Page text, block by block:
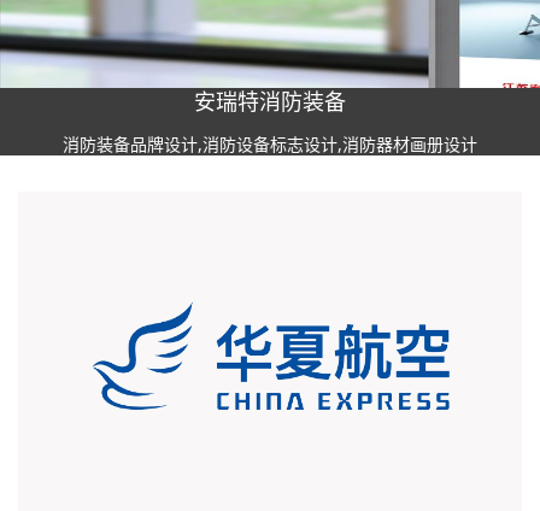
安瑞特消防装备
消防装备品牌设计,消防设备标志设计,消防器材画册设计